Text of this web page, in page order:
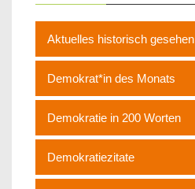
Aktuelles historisch gesehen
Demokrat*in des Monats
Demokratie in 200 Worten
Demokratiezitate